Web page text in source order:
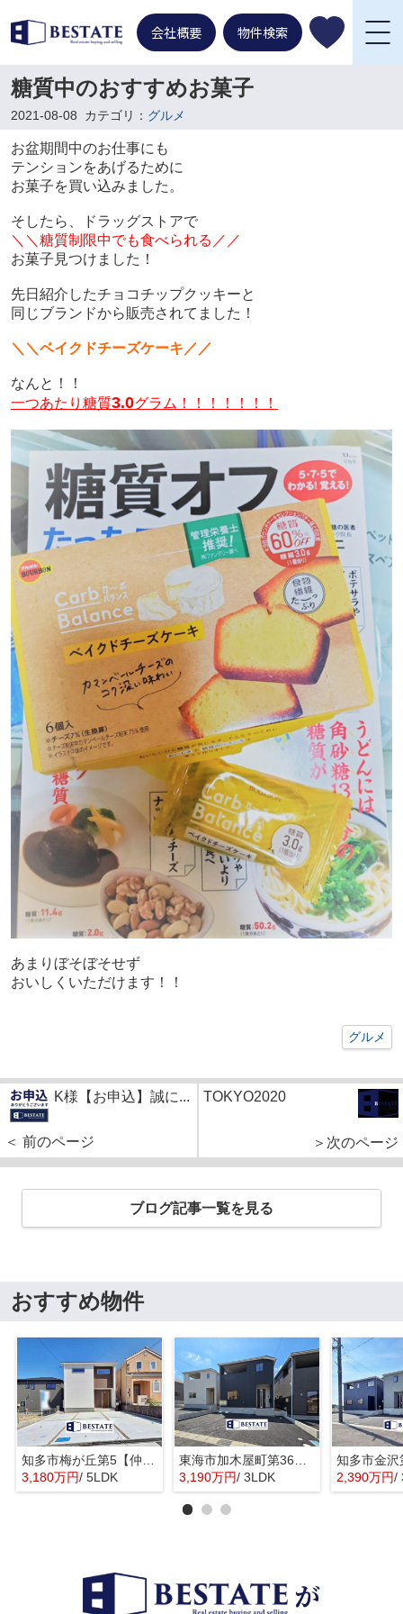
会社概要 物件検索
糖質中のおすすめお菓子
2021-08-08 カテゴリ： グルメ
お盆期間中のお仕事にも
テンションをあげるために
お菓子を買い込みました。
そしたら、ドラッグストアで
＼＼糖質制限中でも食べられる／／
お菓子見つけました！
先日紹介したチョコチップクッキーと
同じブランドから販売されてました！
＼＼ベイクドチーズケーキ／／
なんと！！
一つあたり糖質3.0グラム！！！！！！！
あまりぼそぼそせず
おいしくいただけます！！
グルメ
K様【お申込】誠に...
＜ 前のページ
TOKYO2020
＞次のページ
ブログ記事一覧を見る
おすすめ物件
3,180万円/ 5LDK
3,190万円/ 3LDK 2,390万円/